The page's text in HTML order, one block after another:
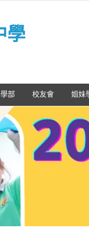
學
部 校友會 姐妹